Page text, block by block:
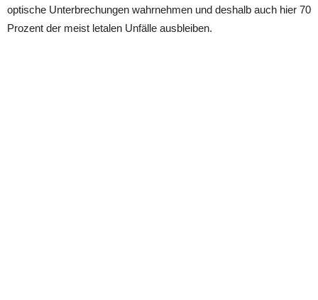
optische Unterbrechungen wahrnehmen und deshalb auch hier 70
Prozent der meist letalen Unfälle ausbleiben.